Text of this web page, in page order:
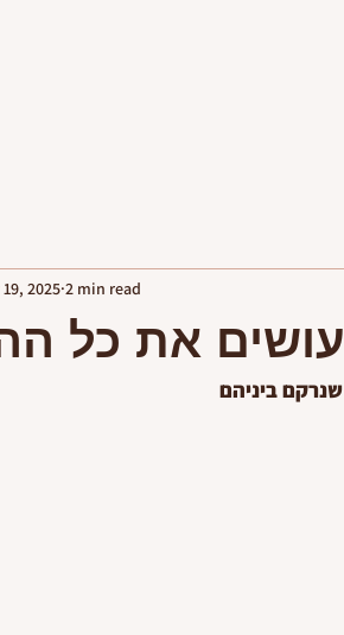
את כל
2025 2 min read
ביניהם